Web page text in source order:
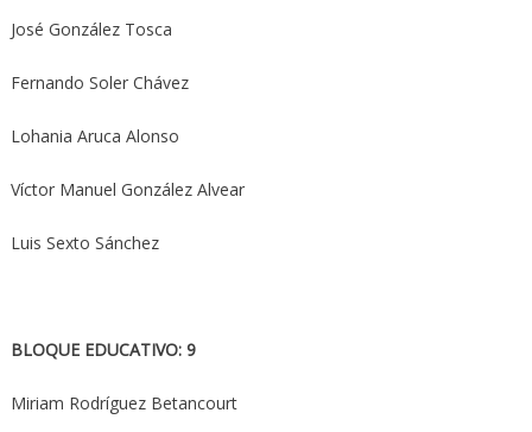
José González Tosca
Fernando Soler Chávez
Lohania Aruca Alonso
Víctor Manuel González Alvear
Luis Sexto Sánchez
BLOQUE EDUCATIVO: 9
Miriam Rodríguez Betancourt